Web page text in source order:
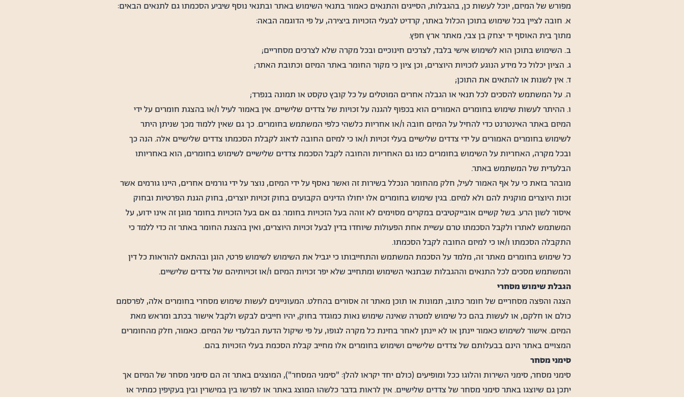
מפורש של המיזם, יוכל לעשות כן, בהגבלות, הסייגים והתנאים כאמור בתנאי השימוש באתר ובתנאי נוסף שיביע הסכמתו גם לתנאים הבאים:
א. חובה לציין בכל שימוש בתוכן הכלול באתר, קרדיט לבעלי הזכויות ביצירה, על פי הדוגמה הבאה:
מתוך בית האוסף יד יצחק בן צבי, מאתר ארץ חפץ.
ב. השימוש בתוכן הוא לשימוש אישי בלבד, לצרכים חינוכיים ובכל מקרה שלא לצרכים מסחריים;
ג. הציון יכלול כל מידע הנוגע לזכויות היוצרים, וכן ציון כי מקור החומר באתר המיזם וכתובת האתר;
ד. אין לשנות או להתאים את התוכן;
ה. על המשתמש להסכים לכל תנאי או הגבלה אחרים המוטלים על כל קובץ טקסט או תמונה בנפרד;
ו. ההיתר לעשות שימוש בחומרים האמורים הוא בכפוף להגנה על זכויות של צדדים שלישיים. אין באמור לעיל ו/או בהצגת חומרים על ידי
המיזם באתר האינטרנט כדי להחיל על המיזם חובה ו/או אחריות כלשהי כלפי המשתמש בחומרים. כך גם שאין ללמוד מכך שניתן היתר
לשימוש בחומרים האמורים על ידי צדדים שלישיים בעלי זכויות ו/או כי למיזם החובה לדאוג לקבלת הסכמתו צדדים שלישיים אלה. הנה כך
ובכל מקרה, האחריות על השימוש בחומרים כמו גם האחריות והחובה לקבל הסכמת צדדים שלישיים לשימוש בחומרים, הוא באחריותו
הבלעדית של המשתמש באתר.
מובהר בזאת כי על אף האמור לעיל, חלק מהחומר הנכלל בשירות זה ואשר נאסף על ידי המיזם, נוצר על ידי גורמים אחרים, היינו גורמים אשר
זכות היוצרים מוקנית להם ולא למיזם. בגין שימוש בחומרים אלו יחולו הדינים הקבועים בחוק זכויות יוצרים, בחוק הגנת הפרטיות ובחוק
איסור לשון הרע. בשל קשיים אובייקטיבים במקרים מסוימים לא זוהה בעל הזכויות בחומר. גם אם בעל הזכויות בחומר מוגן זה אינו ידוע, על
המשתמש לאתרו ולקבל הסכמתו טרם עשיית אחת הפעולות שיוחדו בדין לבעל זכויות היוצרים, ואין בהצגת החומר באתר זה כדי ללמד כי
התקבלה הסכמתו ו/או כי למיזם החובה לקבל הסכמתו.
כל שימוש בחומרים מאתר זה, מלמד על הסכמת המשתמש והתחייבותו כי יגביל את השימוש לשימוש פרטי, הוגן ובהתאם להוראות כל דין
והמשתמש מסכים לכל התנאים וההגבלות שבתנאי השימוש ומתחייב שלא יפר זכויות המיזם ו/או זכויותיהם של צדדים שלישיים.
הגבלת שימוש מסחרי
הצגה והפצה מסחריים של חומר כתוב, תמונות או תוכן מאתר זה אסורים בהחלט. המעוניינים לעשות שימוש מסחרי בחומרים אלה, לפרסמם
כולם או חלקם, או לעשות בהם כל שימוש למטרה שאינה שימוש נאות כמוגדר בחוק, יהיו חייבים לבקש ולקבל אישור בכתב ומראש מאת
המיזם. אישור לשימוש כאמור יינתן או לא יינתן לאחר בחינת כל מקרה לגופו, על פי שיקול הדעת הבלעדי של המיזם. כאמור, חלק מהחומרים
המצויים באתר הינם בבעלותם של צדדים שלישיים ושימוש בחומרים אלו מחייב קבלת הסכמת בעלי הזכויות בהם.
סימני מסחר
סימני מסחר, סימני השירות והלוגו ככל ומופיעים (כולם יחד יקראו להלן: "סימני המסחר"), המוצגים באתר זה הם סימני מסחר של המיזם אך
יתכן גם שיוצגו באתר סימני מסחר של צדדים שלישיים. אין לראות בדבר כלשהו המוצג באתר או לפרשו בין במישרין ובין בעקיפין כמתיר או